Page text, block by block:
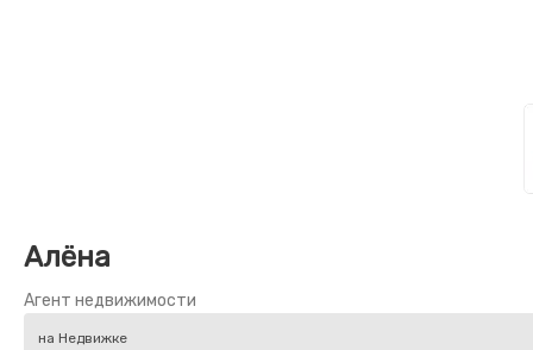
Алёна
Агент недвижимости
на Недвижке